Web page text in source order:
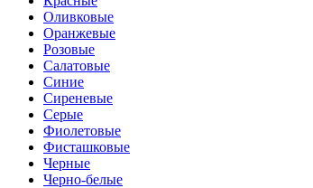
Оливковые
Оранжевые
Розовые
Салатовые
Синие
Сиреневые
Серые
Фиолетовые
Фисташковые
Черные
Черно-белые